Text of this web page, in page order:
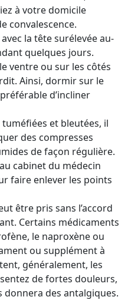
à votre domicile
convalescence.
la tête surélevée au-
quelques jours.
ventre ou sur les côtés
Ainsi, dormir sur le
d’incliner
et bleutées, il
des compresses
de façon régulière.
cabinet du médecin
faire enlever les points
être pris sans l’accord
Certains médicaments
le naproxène ou
ou supplément à
généralement, les
de fortes douleurs,
des antalgiques.